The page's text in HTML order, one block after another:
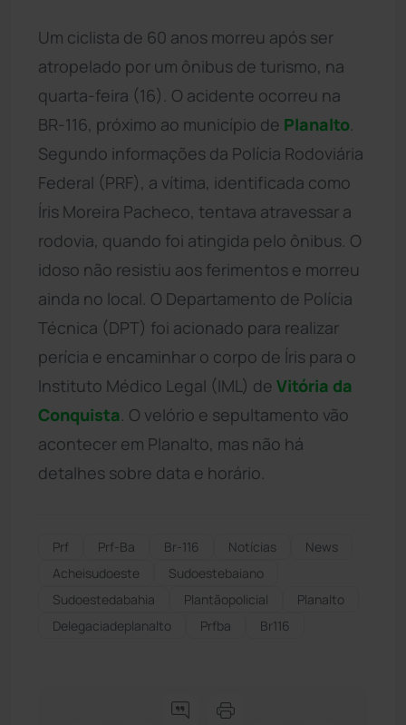
Um ciclista de 60 anos morreu após ser
atropelado por um ônibus de turismo, na
quarta-feira (16). O acidente ocorreu na
BR-116, próximo ao município de Planalto
Segundo informações da Polícia Rodoviária
Federal (PRF), a vítima, identificada como
Íris Moreira Pacheco, tentava atravessar a
rodovia, quando foi atingida pelo ônibus. O
idoso não resistiu aos ferimentos e morreu
ainda no local. O Departamento de Polícia
Técnica (DPT) foi acionado para realizar
perícia e encaminhar o corpo de Íris para o
Instituto Médico Legal (IML) de Vitória da
Conquista . O velório e sepultamento vão
acontecer em Planalto, mas não há
detalhes sobre data e horário.
Prf Prf-Ba Br-116 Notícias
News
Acheisudoeste
Sudoestebaiano
Sudoestedabahia
Plantãopolicial
Planalto
Delegaciadeplanalto
Prfba Br116